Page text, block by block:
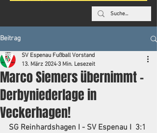
Beitrag
Marco Siemers übernimmt –
Derbyniederlage in
Veckerhagen!
SV Espenau Fußball Vorstand
13. März 2024 3 Min. Lesezeit
SG Reinhardshagen I - SV Espenau I  3:1